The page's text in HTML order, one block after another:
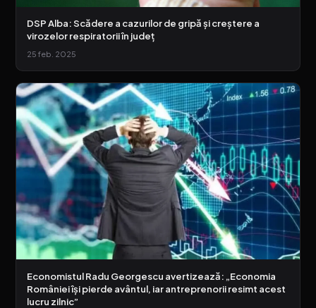
DSP Alba: Scădere a cazurilor de gripă și creștere a
virozelor respiratorii în județ
25 feb. 2025
Economistul Radu Georgescu avertizează: „Economia
României își pierde avântul, iar antreprenorii resimt acest
lucru zilnic”